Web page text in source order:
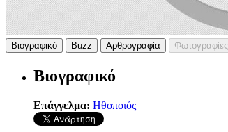
Βιογραφικό Buzz Αρθρογραφία Φωτογραφίες
Βιογραφικό
Επάγγελμα: Ηθοποιός